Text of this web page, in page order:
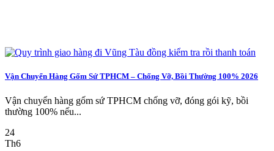
Vận Chuyển Hàng Gốm Sứ TPHCM – Chống Vỡ, Bồi Thường 100% 2026
Vận chuyển hàng gốm sứ TPHCM chống vỡ, đóng gói kỹ, bồi
thường 100% nếu...
24
Th6